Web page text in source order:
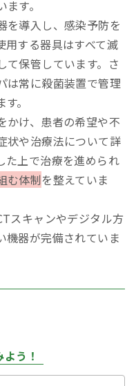
す。
を導入し、感染予防を
用する器具はすべて滅
て保管しています。さ
は常に殺菌装置で管理
。
かけ、患者の希望や不
状や治療法について詳
た上で治療を進められ
む体制を整えていま
スキャンやデジタル方
機器が完備されていま
う！